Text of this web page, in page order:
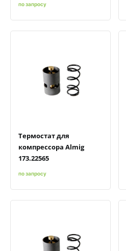
по запросу
Быстрый просмотрДобавить к сравнению
Добавить в избранное
Термостат для
компрессора Almig
173.22565
по запросу